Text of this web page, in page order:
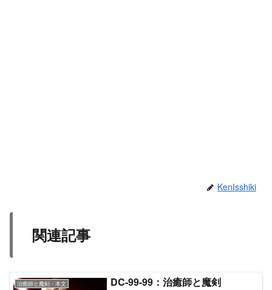
KenIsshiki
関連記事
治癒師と魔剣・本文 DC-99-99：治癒師と魔剣